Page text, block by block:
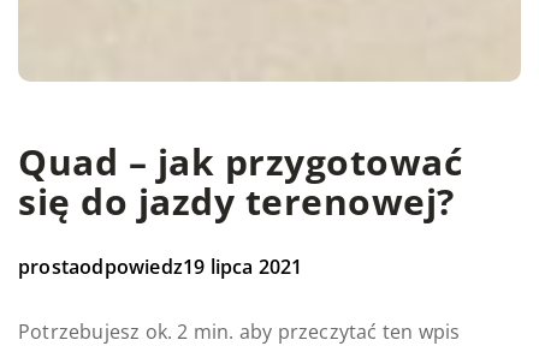
Quad – jak przygotować
się do jazdy terenowej?
prostaodpowiedz19 lipca 2021
Potrzebujesz ok. 2 min. aby przeczytać ten wpis